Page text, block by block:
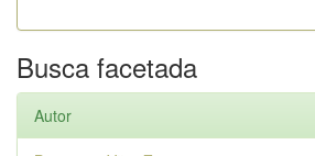
Busca facetada
Autor